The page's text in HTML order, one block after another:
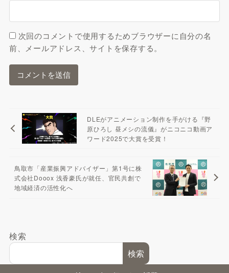
次回のコメントで使用するためブラウザーに自分の名
前、メールアドレス、サイトを保存する。
DLEがアニメーション制作を手がける『野
原ひろし 昼メシの流儀』がニコニコ動画ア
ワード2025で大賞を受賞！
鳥取市「産業振興アドバイザー」第1号に株
式会社Dooox 浅香豪氏が就任、官民共創で
地域経済の活性化へ
検索
検索